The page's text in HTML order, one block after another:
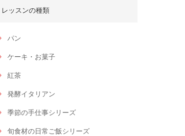
レッスンの種類
パン
ケーキ・お菓子
紅茶
発酵イタリアン
季節の手仕事シリーズ
旬食材の日常ご飯シリーズ